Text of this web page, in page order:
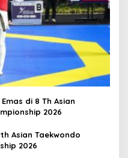
di 8 Th Asian
2026
Asian Taekwondo
2026